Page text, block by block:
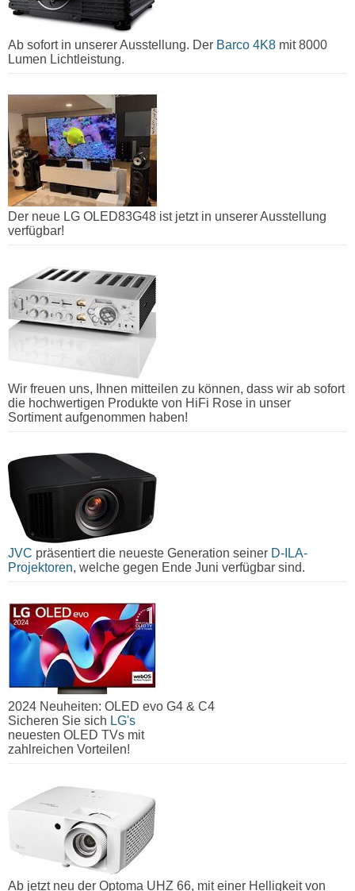
Ab sofort in unserer Ausstellung. Der Barco 4K8 mit 8000
Lumen Lichtleistung.
Der neue LG OLED83G48 ist jetzt in unserer Ausstellung
verfügbar!
Wir freuen uns, Ihnen mitteilen zu können, dass wir ab sofort
die hochwertigen Produkte von HiFi Rose in unser
Sortiment aufgenommen haben!
JVC präsentiert die neueste Generation seiner D-ILA-
Projektoren, welche gegen Ende Juni verfügbar sind.
2024 Neuheiten: OLED evo G4 & C4
Sicheren Sie sich LG's
neuesten OLED TVs mit
zahlreichen Vorteilen!
Ab jetzt neu der Optoma UHZ 66, mit einer Helligkeit von